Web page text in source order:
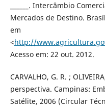
______. Intercâmbio
Mercados de Destino.
em
<http://
Acesso em: 22 out. 2012.
CARVALHO, G. R. ;
perspectiva. Campinas:
Satélite, 2006 (Circular